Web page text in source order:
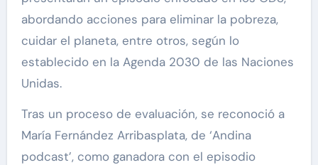
abordando acciones para eliminar la pobreza,
cuidar el planeta, entre otros, según lo
establecido en la Agenda 2030 de las Naciones
Unidas.
Tras un proceso de evaluación, se reconoció a
María Fernández Arribasplata, de ‘Andina
podcast’, como ganadora con el episodio